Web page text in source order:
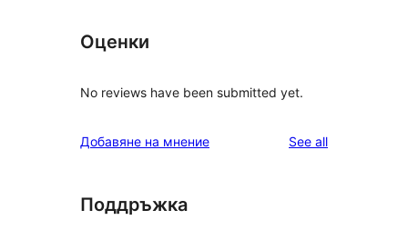
Оценки
No reviews have been submitted yet.
Добавяне на мнение See allreviews
Поддръжка